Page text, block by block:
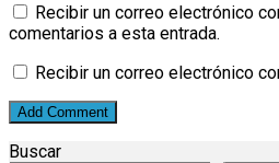
Recibir un correo electrónico
comentarios a esta entrada.
Recibir un correo electrónico
Buscar